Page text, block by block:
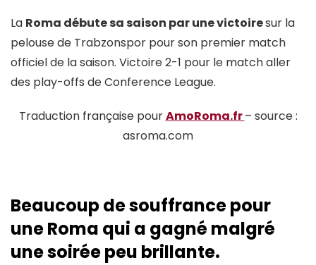
La Roma débute sa saison par une victoiresur la
pelouse de Trabzonspor pour son premier match
officiel de la saison. Victoire 2-1 pour le match aller
des play-offs de Conference League.
Traduction française pourAmoRoma.fr– source :
asroma.com
Beaucoup de souffrance pour
une Roma qui a gagné malgré
une soirée peu brillante.